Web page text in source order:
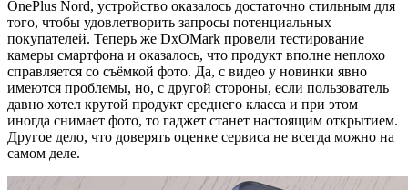
OnePlus Nord, устройство оказалось достаточно стильным для
того, чтобы удовлетворить запросы потенциальных
покупателей. Теперь же DxOMark провели тестирование
камеры смартфона и оказалось, что продукт вполне неплохо
справляется со съёмкой фото. Да, с видео у новинки явно
имеются проблемы, но, с другой стороны, если пользователь
давно хотел крутой продукт среднего класса и при этом
иногда снимает фото, то гаджет станет настоящим открытием.
Другое дело, что доверять оценке сервиса не всегда можно на
самом деле.